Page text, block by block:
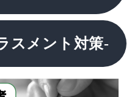
スメント対策-